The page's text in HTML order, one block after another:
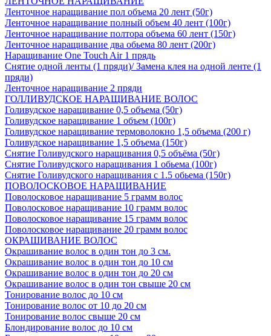
Ленточное наращивание пол объема 20 лент (50г)
Ленточное наращивание полный объем 40 лент (100г)
Ленточное наращивание полтора объема 60 лент (150г)
Ленточное наращивание два обьема 80 лент (200г)
Наращивание One Touch Air 1 прядь
Снятие одной ленты (1 пряди)/ Замена клея на одной ленте (1
пряди)
Ленточное наращивание 2 пряди
ГОЛЛИВУДСКОЕ НАРАЩИВАНИЕ ВОЛОС
Голивудское наращивание 0,5 объема (50г)
Голивудское наращивание 1 объем (100г)
Голивудское наращивание термоволокно 1,5 объема (200 г)
Голивудское наращивание 1,5 объема (150г)
Снятие Голивудского наращивания 0,5 объёма (50г)
Снятие Голивудского наращивания 1 обьема (100г)
Снятие Голивудского наращивания с 1.5 обьема (150г)
ПОВОЛОСКОВОЕ НАРАЩИВАНИЕ
Поволосковое наращивание 5 грамм волос
Поволосковое наращивание 10 грамм волос
Поволосковое наращивание 15 грамм волос
Поволосковое наращивание 20 грамм волос
ОКРАШИВАНИЕ ВОЛОС
Окрашивание волос в один тон до 3 см.
Окрашивание волос в один тон до 10 см
Окрашивание волос в один тон до 20 см
Окрашивание волос в один тон свыше 20 см
Тонирование волос до 10 см
Тонирование волос от 10 до 20 см
Тонирование волос свыше 20 см
Блондирование волос до 10 см